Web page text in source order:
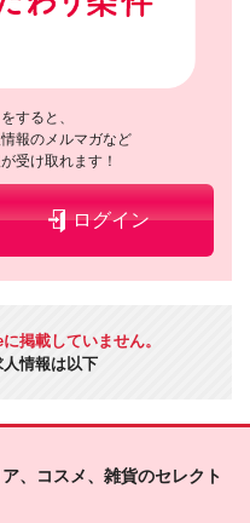
すると、
報のメルマガなど
受け取れます！
ログイン
掲載していません。
情報は以下
、コスメ、雑貨のセレクト